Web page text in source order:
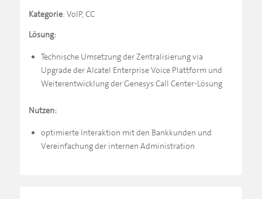
Kategorie: VoIP, CC
Lösung:
Technische Umsetzung der Zentralisierung via
Upgrade der Alcatel Enterprise Voice Plattform und
Weiterentwicklung der Genesys Call Center-Lösung
Nutzen:
optimierte Interaktion mit den Bankkunden und
Vereinfachung der internen Administration